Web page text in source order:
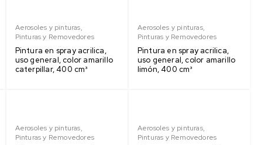
Aerosoles y pinturas,
Pinturas y Removedores
Pintura en spray acrilica,
uso general, color amarillo
caterpillar, 400 cm³
Aerosoles y pinturas,
Pinturas y Removedores
Pintura en spray acrilica,
uso general, color amarillo
limón, 400 cm³
Aerosoles y pinturas,
Pinturas y Removedores
Aerosoles y pinturas,
Pinturas y Removedores